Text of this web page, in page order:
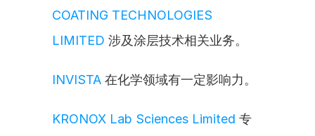
COATING TECHNOLOGIES
LIMITED 涉及涂层技术相关业务。
INVISTA 在化学领域有一定影响力。
KRONOX Lab Sciences Limited 专